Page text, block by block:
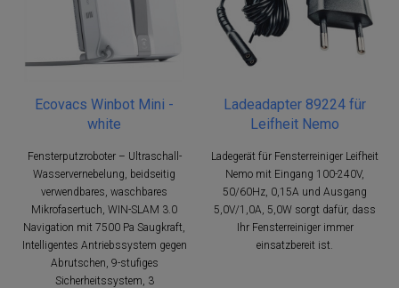
Ecovacs Winbot Mini -
white
Fensterputzroboter – Ultraschall-
Wasservernebelung, beidseitig
verwendbares, waschbares
Mikrofasertuch, WIN-SLAM 3.0
Navigation mit 7500 Pa Saugkraft,
Intelligentes Antriebssystem gegen
Abrutschen, 9-stufiges
Sicherheitssystem, 3
Ladeadapter 89224 für
Leifheit Nemo
Ladegerät für Fensterreiniger Leifheit
Nemo mit Eingang 100-240V,
50/60Hz, 0,15A und Ausgang
5,0V/1,0A, 5,0W sorgt dafür, dass
Ihr Fensterreiniger immer
einsatzbereit ist.